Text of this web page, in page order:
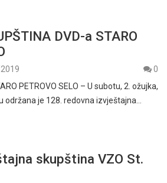
DVD-a STARO
0
PETROVO SELO – U subotu, 2. ožujka,
je 128. redovna izvještajna…
skupština VZO St.